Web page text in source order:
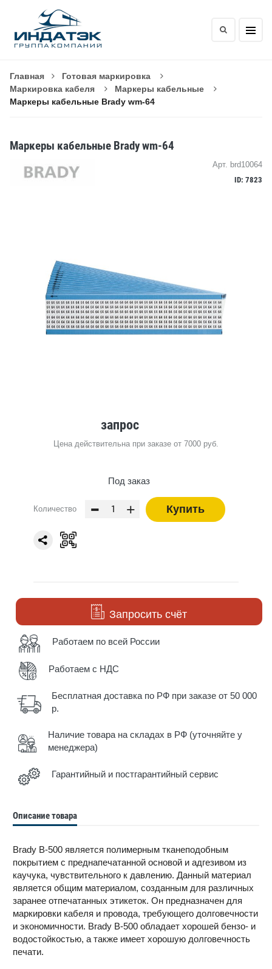
Главная
Готовая маркировка
Маркировка кабеля
Маркеры кабельные
Маркеры кабельные Brady wm-64
Маркеры кабельные Brady wm-64
Арт. brd10064
ID: 7823
запрос
Цена действительна при заказе от 7000 руб.
Под заказ
Количество - + Купить
Запросить счёт
Работаем по всей России
Работаем с НДС
Бесплатная доставка по РФ при заказе от 50 000
р.
Наличие товара на складах в РФ (уточняйте у
менеджера)
Гарантийный и постгарантийный сервис
Описание товара
Brady B-500 является полимерным тканеподобным
покрытием с преднапечатанной основой и адгезивом из
каучука, чувствительного к давлению. Данный материал
является общим материалом, созданным для различных
заранее отпечатанных этикеток. Он предназначен для
маркировки кабеля и провода, требующего долговечности
и экономичности. Brady B-500 обладает хорошей бензо- и
водостойкостью, а также имеет хорошую долговечность
печати.